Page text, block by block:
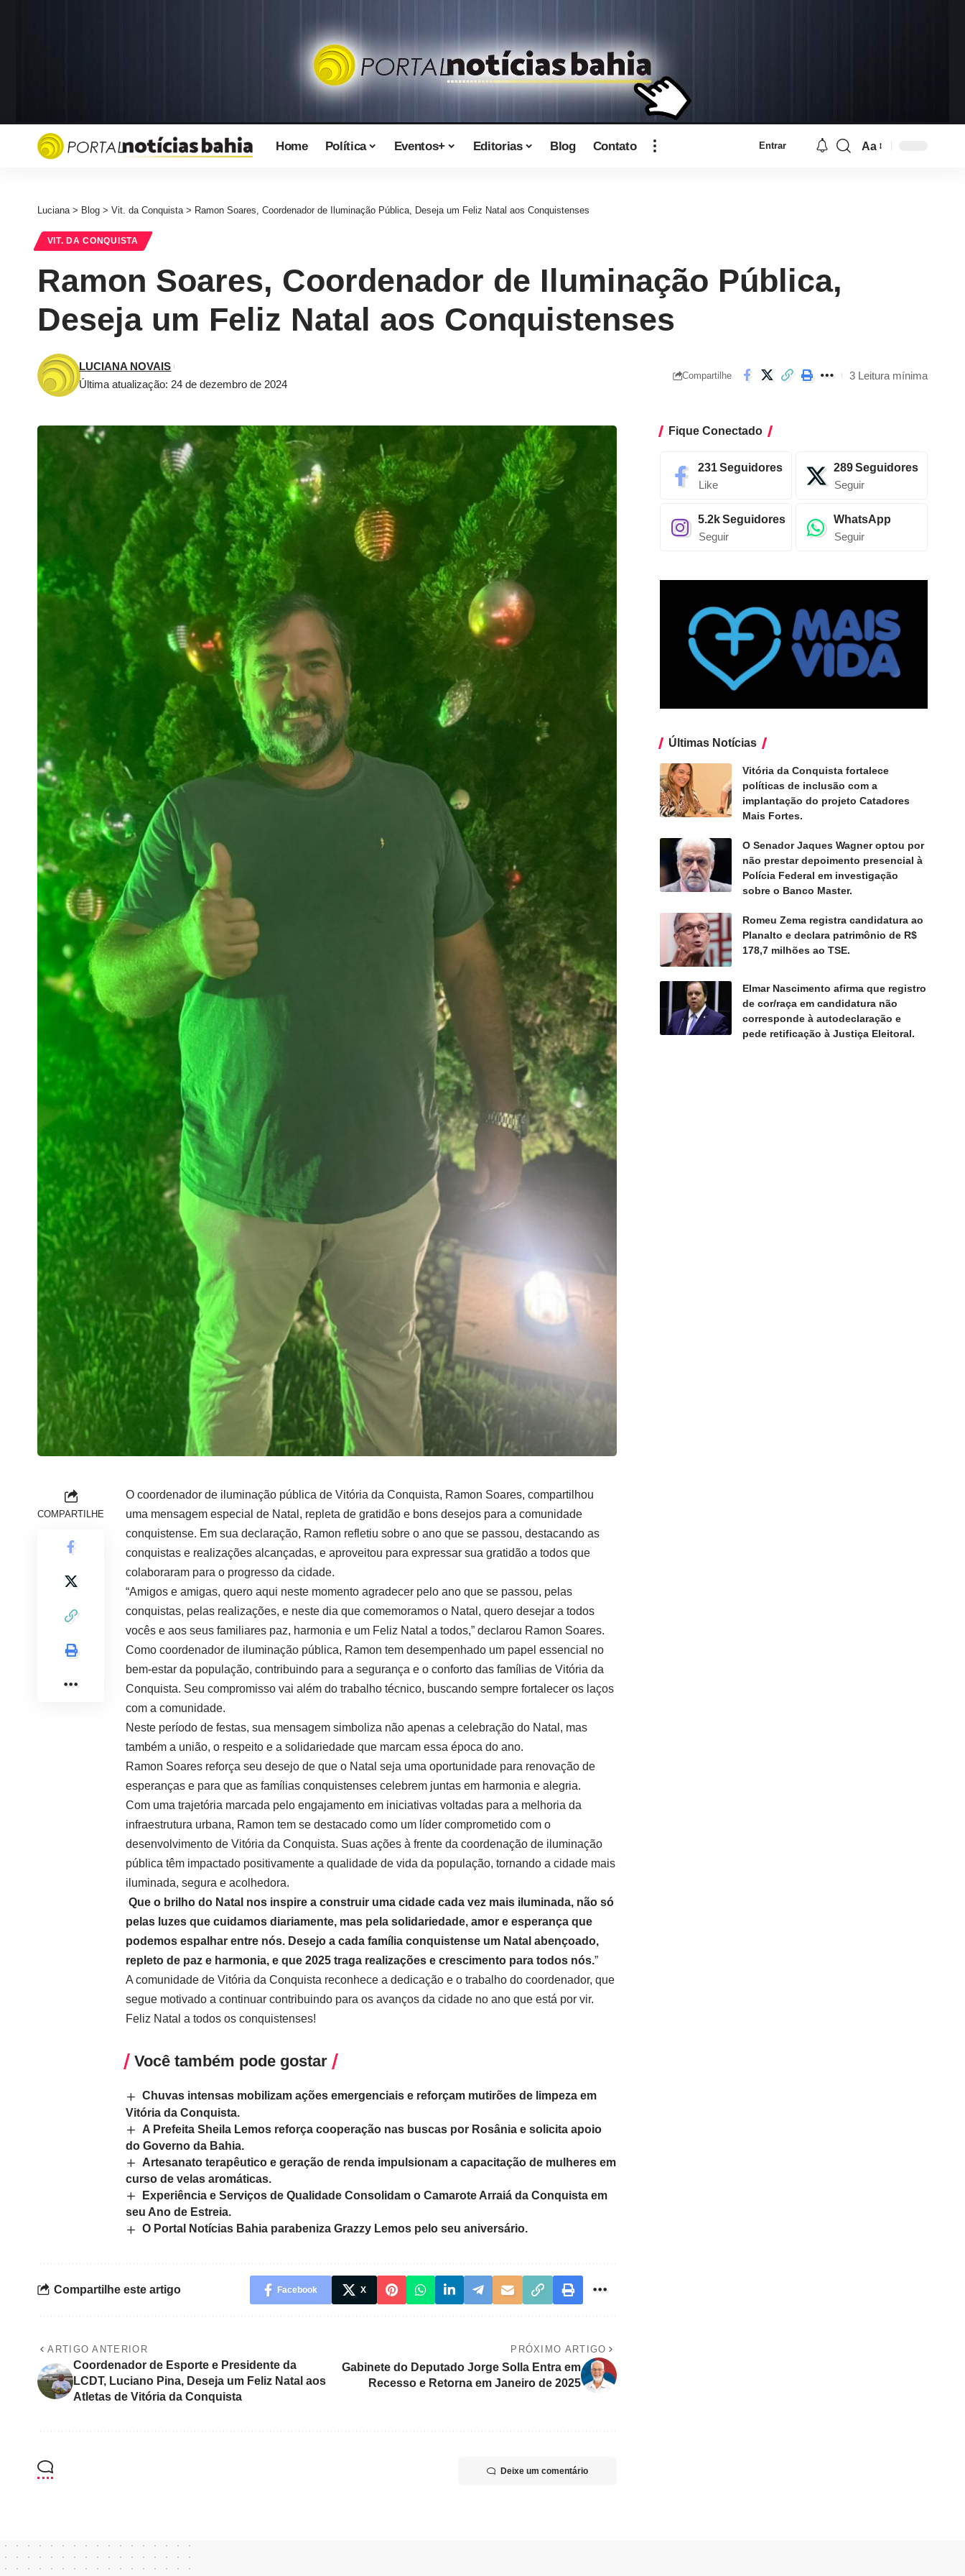
Home Política Eventos+ Editorias Blog Contato Entrar Aa
Luciana> Blog > Vit. da Conquista> Ramon Soares, Coordenador de Iluminação Pública, Deseja um Feliz Natal aos Conquistenses
VIT. DA CONQUISTA
Ramon Soares, Coordenador de Iluminação Pública,
Deseja um Feliz Natal aos Conquistenses
Última atualização: 24 de dezembro de 2024
LUCIANA NOVAIS
Compartilhe 3 Leitura mínima
COMPARTILHE
O coordenador de iluminação pública de Vitória da Conquista, Ramon Soares, compartilhou
uma mensagem especial de Natal, repleta de gratidão e bons desejos para a comunidade
conquistense. Em sua declaração, Ramon refletiu sobre o ano que se passou, destacando as
conquistas e realizações alcançadas, e aproveitou para expressar sua gratidão a todos que
colaboraram para o progresso da cidade.
“Amigos e amigas, quero aqui neste momento agradecer pelo ano que se passou, pelas
conquistas, pelas realizações, e neste dia que comemoramos o Natal, quero desejar a todos
vocês e aos seus familiares paz, harmonia e um Feliz Natal a todos,” declarou Ramon Soares.
Como coordenador de iluminação pública, Ramon tem desempenhado um papel essencial no
bem-estar da população, contribuindo para a segurança e o conforto das famílias de Vitória da
Conquista. Seu compromisso vai além do trabalho técnico, buscando sempre fortalecer os laços
com a comunidade.
Neste período de festas, sua mensagem simboliza não apenas a celebração do Natal, mas
também a união, o respeito e a solidariedade que marcam essa época do ano.
Ramon Soares reforça seu desejo de que o Natal seja uma oportunidade para renovação de
esperanças e para que as famílias conquistenses celebrem juntas em harmonia e alegria.
Com uma trajetória marcada pelo engajamento em iniciativas voltadas para a melhoria da
infraestrutura urbana, Ramon tem se destacado como um líder comprometido com o
desenvolvimento de Vitória da Conquista. Suas ações à frente da coordenação de iluminação
pública têm impactado positivamente a qualidade de vida da população, tornando a cidade mais
iluminada, segura e acolhedora.
Que o brilho do Natal nos inspire a construir uma cidade cada vez mais iluminada, não só
pelas luzes que cuidamos diariamente, mas pela solidariedade, amor e esperança que
podemos espalhar entre nós. Desejo a cada família conquistense um Natal abençoado,
repleto de paz e harmonia, e que 2025 traga realizações e crescimento para todos nós.”
A comunidade de Vitória da Conquista reconhece a dedicação e o trabalho do coordenador, que
segue motivado a continuar contribuindo para os avanços da cidade no ano que está por vir.
Feliz Natal a todos os conquistenses!
Você também pode gostar
Chuvas intensas mobilizam ações emergenciais e reforçam mutirões de limpeza em
Vitória da Conquista.
A Prefeita Sheila Lemos reforça cooperação nas buscas por Rosânia e solicita apoio
do Governo da Bahia.
Artesanato terapêutico e geração de renda impulsionam a capacitação de mulheres em
curso de velas aromáticas.
Experiência e Serviços de Qualidade Consolidam o Camarote Arraiá da Conquista em
seu Ano de Estreia.
O Portal Notícias Bahia parabeniza Grazzy Lemos pelo seu aniversário.
Compartilhe este artigo Facebook X
ARTIGO ANTERIOR
Coordenador de Esporte e Presidente da
LCDT, Luciano Pina, Deseja um Feliz Natal aos
Atletas de Vitória da Conquista
PRÓXIMO ARTIGO
Gabinete do Deputado Jorge Solla Entra em
Recesso e Retorna em Janeiro de 2025
Deixe um comentário
Fique Conectado
231Seguidores
Like
289Seguidores
Seguir
5.2kSeguidores
Seguir
WhatsApp
Seguir
Últimas Notícias
Vitória da Conquista fortalece
políticas de inclusão com a
implantação do projeto Catadores
Mais Fortes.
O Senador Jaques Wagner optou por
não prestar depoimento presencial à
Polícia Federal em investigação
sobre o Banco Master.
Romeu Zema registra candidatura ao
Planalto e declara patrimônio de R$
178,7 milhões ao TSE.
Elmar Nascimento afirma que registro
de cor/raça em candidatura não
corresponde à autodeclaração e
pede retificação à Justiça Eleitoral.